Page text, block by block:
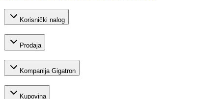
Korisnički nalog
Prodaja
Kompanija Gigatron
Kupovina